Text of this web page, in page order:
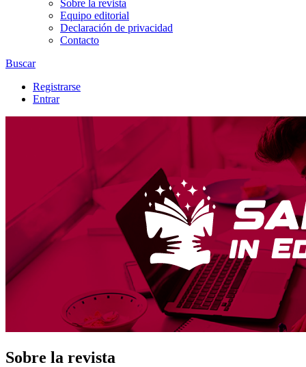
Sobre la revista
Equipo editorial
Declaración de privacidad
Contacto
Buscar
Registrarse
Entrar
Sobre la revista